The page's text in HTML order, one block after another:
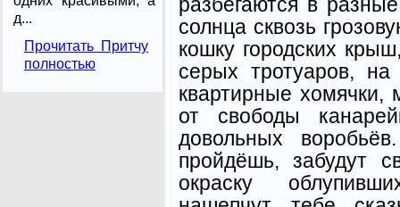
д...
Прочитать Притчу
полностью
солнца сквозь
кошку городских
серых тротуаров, на
квартирные хомячки,
от свободы
довольных
пройдёшь, забудут
окраску